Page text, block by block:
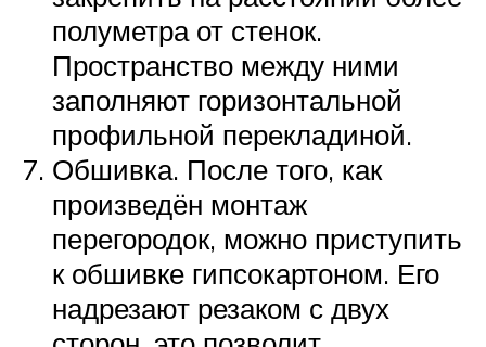
полуметра от стенок.
Пространство между ними
заполняют горизонтальной
профильной перекладиной.
Обшивка. После того, как
произведён монтаж
перегородок, можно приступить
к обшивке гипсокартоном. Его
надрезают резаком с двух